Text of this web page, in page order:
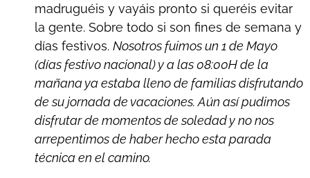
madruguéis y vayáis pronto si queréis evitar
la gente. Sobre todo si son fines de semana y
días festivos. Nosotros fuimos un 1 de Mayo
(días festivo nacional) y a las 08:00H de la
mañana ya estaba lleno de familias disfrutando
de su jornada de vacaciones. Aún así pudimos
disfrutar de momentos de soledad y no nos
arrepentimos de haber hecho esta parada
técnica en el camino.